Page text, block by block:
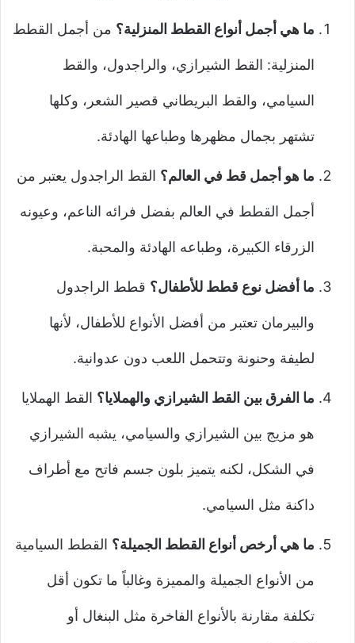
ما هي أجمل أنواع القطط المنزلية؟ من أجمل القطط
المنزلية: القط الشيرازي، والراجدول، والقط
السيامي، والقط البريطاني قصير الشعر، وكلها
تشتهر بجمال مظهرها وطباعها الهادئة.
ما هو أجمل قط في العالم؟ القط الراجدول يعتبر من
أجمل القطط في العالم بفضل فرائه الناعم، وعيونه
الزرقاء الكبيرة، وطباعه الهادئة والمحبة.
ما أفضل نوع قطط للأطفال؟ قطط الراجدول
والبيرمان تعتبر من أفضل الأنواع للأطفال، لأنها
لطيفة وحنونة وتتحمل اللعب دون عدوانية.
ما الفرق بين القط الشيرازي والهملايا؟ القط الهملايا
هو مزيج بين الشيرازي والسيامي، يشبه الشيرازي
في الشكل، لكنه يتميز بلون جسم فاتح مع أطراف
داكنة مثل السيامي.
ما هي أرخص أنواع القطط الجميلة؟ القطط السيامية
من الأنواع الجميلة والمميزة وغالباً ما تكون أقل
تكلفة مقارنة بالأنواع الفاخرة مثل البنغال أو